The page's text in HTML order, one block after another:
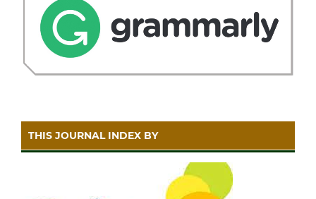
THIS JOURNAL INDEX BY